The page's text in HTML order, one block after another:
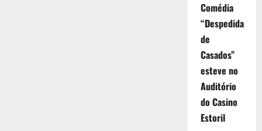
Comédia
“Despedida
de
Casados”
esteve no
Auditório
do Casino
Estoril